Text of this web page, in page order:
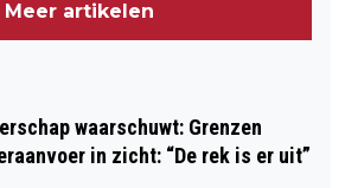
Meer artikelen
waarschuwt: Grenzen
in zicht: “De rek is er uit”